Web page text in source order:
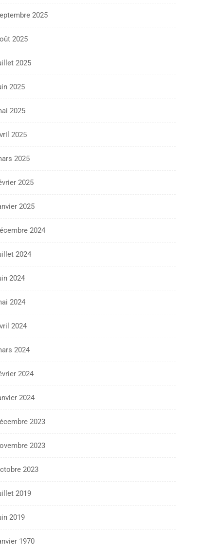
2025
2025
2025
2025
2025
2025
2025
2025
2025
2024
2024
2024
2024
2024
2024
2024
2024
2023
2023
2023
2019
2019
1970